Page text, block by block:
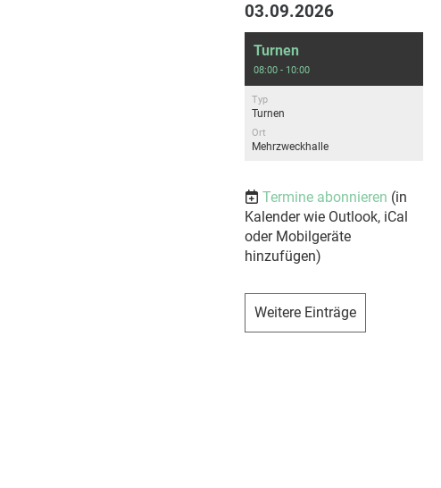
03.09.2026
Turnen
08:00 - 10:00
Typ
Turnen
Ort
Mehrzweckhalle
Termine abonnieren (in
Kalender wie Outlook, iCal
oder Mobilgeräte
hinzufügen)
Weitere Einträge